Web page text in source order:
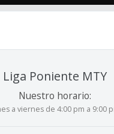
Liga Poniente MTY
Nuestro horario:
a viernes de 4:00 pm a 9:00